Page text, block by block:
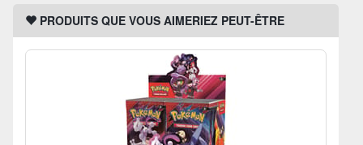
PRODUITS QUE VOUS AIMERIEZ PEUT-ÊTRE